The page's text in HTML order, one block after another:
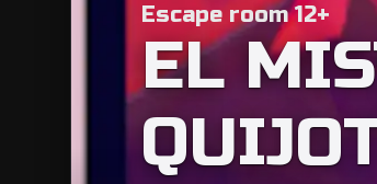
Escape room 12+
EL